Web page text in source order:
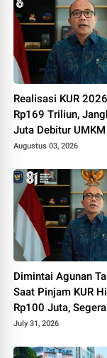
Realisasi KUR
Rp169 Triliun,
Juta Debitur UMKM
Augustus 03, 2026
Dimintai Agunan
Saat Pinjam KUR
Rp100 Juta, Segera
Laporkan!
July 31, 2026